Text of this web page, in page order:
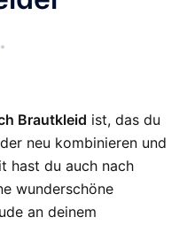
Brautkleid ist, das du
neu kombinieren und
hast du auch nach
wunderschöne
an deinem